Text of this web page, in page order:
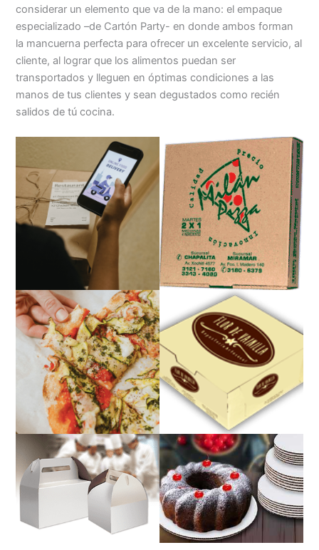
considerar un elemento que va de la mano: el empaque
especializado –de Cartón Party- en donde ambos forman
la mancuerna perfecta para ofrecer un excelente servicio, al
cliente, al lograr que los alimentos puedan ser
transportados y lleguen en óptimas condiciones a las
manos de tus clientes y sean degustados como recién
salidos de tú cocina.